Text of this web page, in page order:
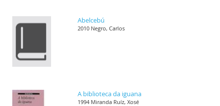
Abelcebú
2010 Negro, Carlos
A biblioteca da iguana
1994 Miranda Ruíz, Xosé